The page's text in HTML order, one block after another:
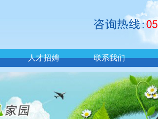
人才招娉 联系我们